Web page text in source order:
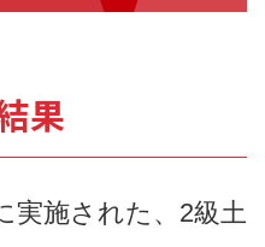
果
実施された、2級土